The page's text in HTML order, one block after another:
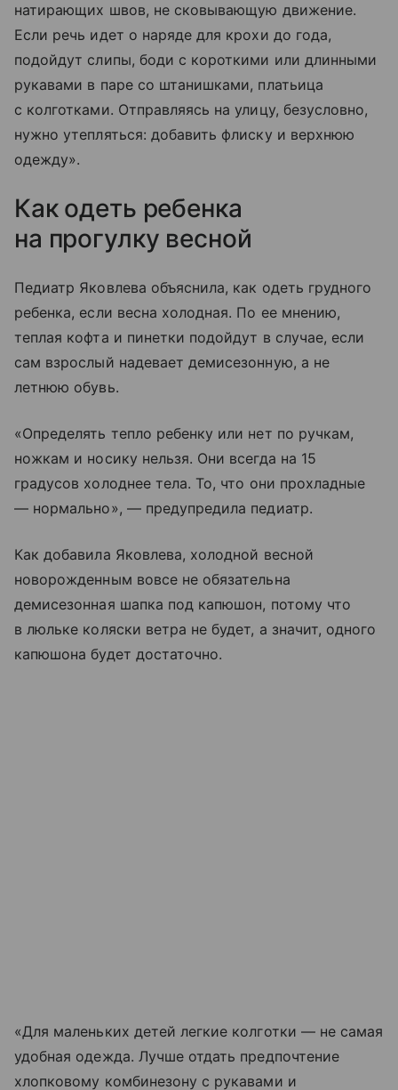
натирающих швов, не сковывающую движение.
Если речь идет о наряде для крохи до года,
подойдут слипы, боди с короткими или длинными
рукавами в паре со штанишками, платьица
с колготками. Отправляясь на улицу, безусловно,
нужно утепляться: добавить флиску и верхнюю
одежду».
Как одеть ребенка
на прогулку весной
Педиатр Яковлева объяснила, как одеть грудного
ребенка, если весна холодная. По ее мнению,
теплая кофта и пинетки подойдут в случае, если
сам взрослый надевает демисезонную, а не
летнюю обувь.
«Определять тепло ребенку или нет по ручкам,
ножкам и носику нельзя. Они всегда на 15
градусов холоднее тела. То, что они прохладные
— нормально», — предупредила педиатр.
Как добавила Яковлева, холодной весной
новорожденным вовсе не обязательна
демисезонная шапка под капюшон, потому что
в люльке коляски ветра не будет, а значит, одного
капюшона будет достаточно.
«Для маленьких детей легкие колготки — не самая
удобная одежда. Лучше отдать предпочтение
хлопковому комбинезону с рукавами и